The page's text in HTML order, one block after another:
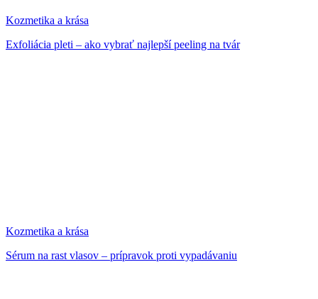
Kozmetika a krása
Exfoliácia pleti – ako vybrať najlepší peeling na tvár
Kozmetika a krása
Sérum na rast vlasov – prípravok proti vypadávaniu